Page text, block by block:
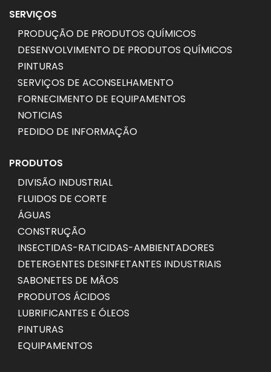
SERVIÇOS
PRODUÇÃO DE PRODUTOS QUÍMICOS
DESENVOLVIMENTO DE PRODUTOS QUÍMICOS
PINTURAS
SERVIÇOS DE ACONSELHAMENTO
FORNECIMENTO DE EQUIPAMENTOS
NOTICIAS
PEDIDO DE INFORMAÇÃO
PRODUTOS
DIVISÃO INDUSTRIAL
FLUIDOS DE CORTE
ÁGUAS
CONSTRUÇÃO
INSECTIDAS-RATICIDAS-AMBIENTADORES
DETERGENTES DESINFETANTES INDUSTRIAIS
SABONETES DE MÃOS
PRODUTOS ÁCIDOS
LUBRIFICANTES E ÓLEOS
PINTURAS
EQUIPAMENTOS